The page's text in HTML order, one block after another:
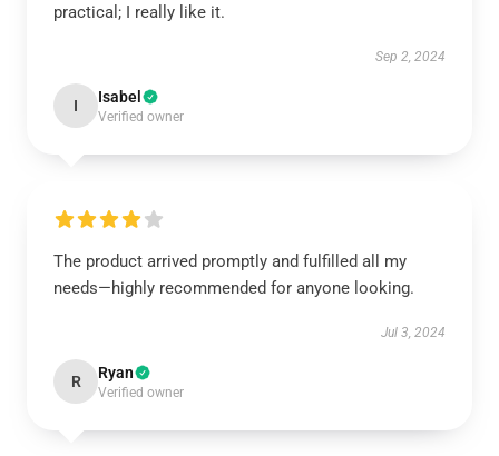
practical; I really like it.
Sep 2, 2024
I Isabel
Verified owner
The product arrived promptly and fulfilled all my
needs—highly recommended for anyone looking.
Jul 3, 2024
R Ryan
Verified owner